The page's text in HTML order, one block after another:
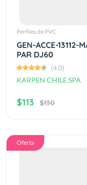
Perfiles de PVC
GEN-ACCE-13112-
PAR DJ60
(4.0)
KARPEN CHILE SPA
$113 $130
Oferta